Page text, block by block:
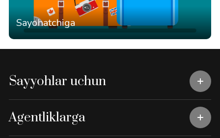
Sayohatchiga
Sayyohlar uchun
Agentliklarga